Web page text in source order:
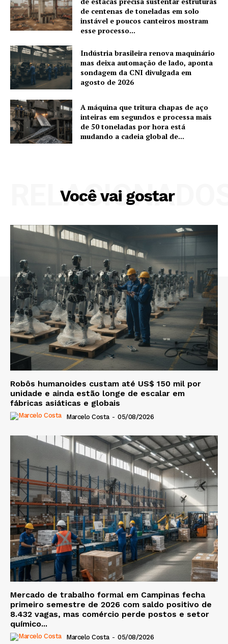
de centenas de toneladas em solo
instável e poucos canteiros mostram
esse processo...
Indústria brasileira renova maquinário
mas deixa automação de lado, aponta
sondagem da CNI divulgada em
agosto de 2026
A máquina que tritura chapas de aço
inteiras em segundos e processa mais
de 50 toneladas por hora está
mudando a cadeia global de...
Você vai gostar
Robôs humanoides custam até US$ 150 mil por
unidade e ainda estão longe de escalar em
fábricas asiáticas e globais
Marcelo Costa - 05/08/2026
Mercado de trabalho formal em Campinas fecha
primeiro semestre de 2026 com saldo positivo de
8.432 vagas, mas comércio perde postos e setor
químico...
Marcelo Costa - 05/08/2026